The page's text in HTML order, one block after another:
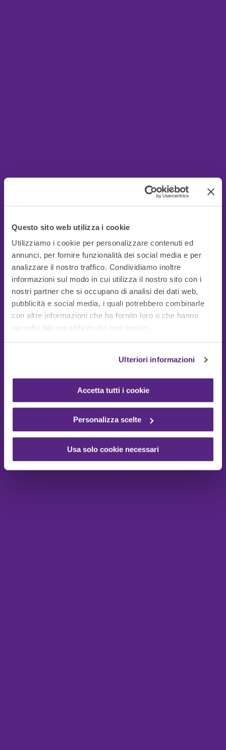
Questo sito web utilizza i cookie
Utilizziamo i cookie per personalizzare contenuti ed
annunci, per fornire funzionalità dei social media e per
analizzare il nostro traffico. Condividiamo inoltre
informazioni sul modo in cui utilizza il nostro sito con i
nostri partner che si occupano di analisi dei dati web,
pubblicità e social media, i quali potrebbero combinarle
con altre informazioni che ha fornito loro o che hanno
raccolto dal suo utilizzo dei loro servizi.
Ulteriori informazioni
Accetta tutti i cookie
Personalizza scelte
Usa solo cookie necessari
Guide Utili